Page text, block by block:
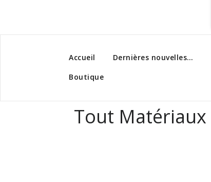
Accueil Dernières nouvelles…
Boutique
Tout Matériaux